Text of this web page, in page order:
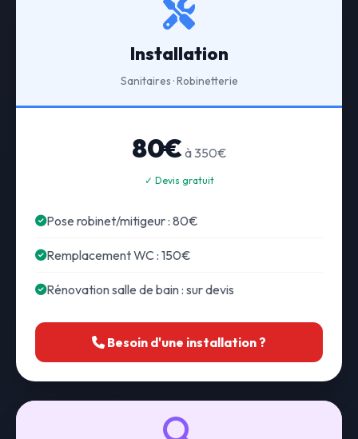
Installation
Sanitaires · Robinetterie
80€ à 350€
✓ Devis gratuit
Pose robinet/mitigeur : 80€
Remplacement WC : 150€
Rénovation salle de bain : sur devis
Besoin d'une installation ?